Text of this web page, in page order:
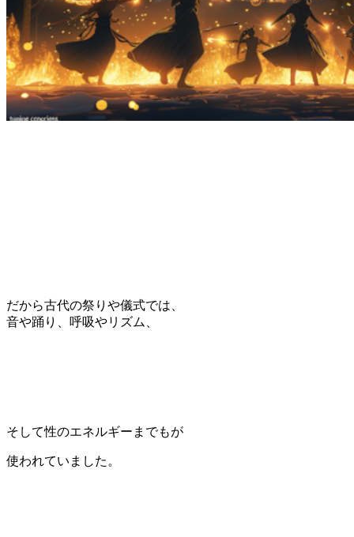
だから古代の祭りや儀式では、
音や踊り、呼吸やリズム、
そして性のエネルギーまでもが
使われていました。